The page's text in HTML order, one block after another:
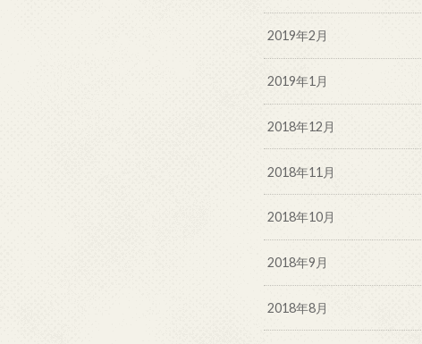
2019年2月
2019年1月
2018年12月
2018年11月
2018年10月
2018年9月
2018年8月